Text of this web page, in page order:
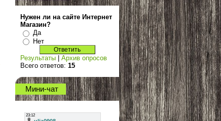
Нужен ли на сайте Интернет
Магазин?
Да
Нет
Результаты
Архив опросов
Всего ответов: 15
Мини-чат